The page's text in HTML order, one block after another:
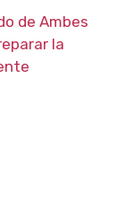
de Ambes
la